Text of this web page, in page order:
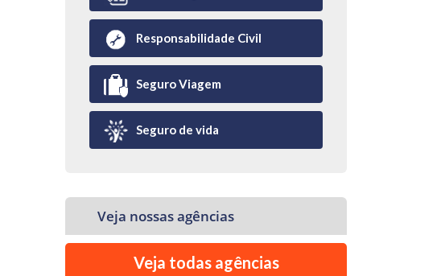
Responsabilidade Civil
Seguro Viagem
Seguro de vida
Veja nossas agências
Veja todas agências